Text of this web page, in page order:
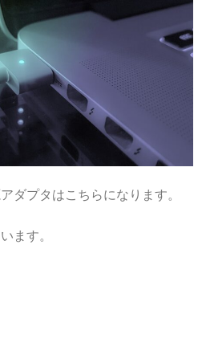
ダプタはこちらになります。
ます。